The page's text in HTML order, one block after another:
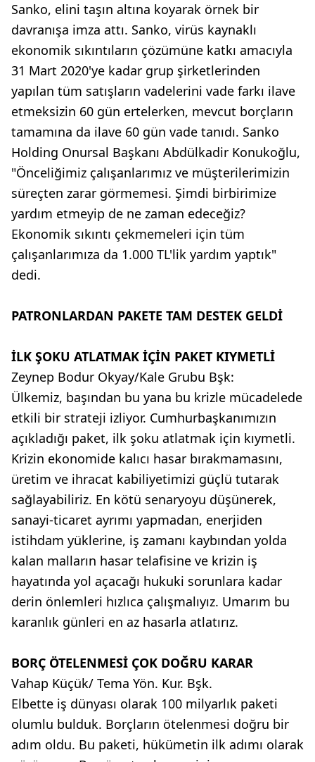
Sanko, elini taşın altına koyarak örnek bir
davranışa imza attı. Sanko, virüs kaynaklı
ekonomik sıkıntıların çözümüne katkı amacıyla
31 Mart 2020'ye kadar grup şirketlerinden
yapılan tüm satışların vadelerini vade farkı ilave
etmeksizin 60 gün ertelerken, mevcut borçların
tamamına da ilave 60 gün vade tanıdı. Sanko
Holding Onursal Başkanı Abdülkadir Konukoğlu,
"Önceliğimiz çalışanlarımız ve müşterilerimizin
süreçten zarar görmemesi. Şimdi birbirimize
yardım etmeyip de ne zaman edeceğiz?
Ekonomik sıkıntı çekmemeleri için tüm
çalışanlarımıza da 1.000 TL'lik yardım yaptık"
dedi.
PATRONLARDAN PAKETE TAM DESTEK GELDİ
İLK ŞOKU ATLATMAK İÇİN PAKET KIYMETLİ
Zeynep Bodur Okyay/Kale Grubu Bşk:
Ülkemiz, başından bu yana bu krizle mücadelede
etkili bir strateji izliyor. Cumhurbaşkanımızın
açıkladığı paket, ilk şoku atlatmak için kıymetli.
Krizin ekonomide kalıcı hasar bırakmamasını,
üretim ve ihracat kabiliyetimizi güçlü tutarak
sağlayabiliriz. En kötü senaryoyu düşünerek,
sanayi-ticaret ayrımı yapmadan, enerjiden
istihdam yüklerine, iş zamanı kaybından yolda
kalan malların hasar telafisine ve krizin iş
hayatında yol açacağı hukuki sorunlara kadar
derin önlemleri hızlıca çalışmalıyız. Umarım bu
karanlık günleri en az hasarla atlatırız.
BORÇ ÖTELENMESİ ÇOK DOĞRU KARAR
Vahap Küçük/ Tema Yön. Kur. Bşk.
Elbette iş dünyası olarak 100 milyarlık paketi
olumlu bulduk. Borçların ötelenmesi doğru bir
adım oldu. Bu paketi, hükümetin ilk adımı olarak